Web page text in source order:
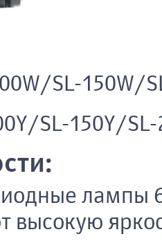
SL-150W/
SL-150Y/
лампы
высокую